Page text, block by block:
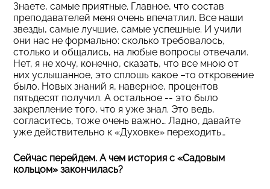
Знаете, самые приятные. Главное, что состав
преподавателей меня очень впечатлил. Все наши
звезды, самые лучшие, самые успешные. И учили
они нас не формально: сколько требовалось,
столько и общались, на любые вопросы отвечали.
Нет, я не хочу, конечно, сказать, что все мною от
них услышанное, это сплошь какое –то откровение
было. Новых знаний я, наверное, процентов
пятьдесят получил. А остальное -- это было
закрепление того, что я уже знал. Это ведь,
согласитесь, тоже очень важно… Ладно, давайте
уже действительно к «Духовке» переходить…
Сейчас перейдем. А чем история с «Садовым
кольцом» закончилась?